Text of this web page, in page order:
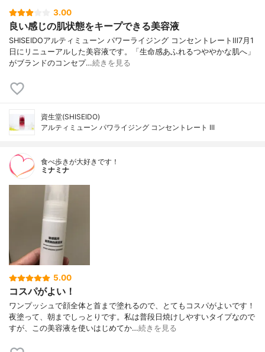
3.00
良い感じの肌状態をキープできる美容液
SHISEIDOアルティミューン パワーライジング コンセントレートⅢ7月1
日にリニューアルした美容液です。「生命感あふれるつややかな肌へ」
がブランドのコンセプ…続きを見る
資生堂(SHISEIDO)
アルティミューン パワライジング コンセントレート III
食べ歩きが大好きです！
ミナミナ
5.00
コスパがよい！
ワンプッシュで顔全体と首まで塗れるので、とてもコスパがよいです！
夜塗って、朝までしっとりです。私は普段日焼けしやすいタイプなので
すが、この美容液を使いはじめてか…続きを見る